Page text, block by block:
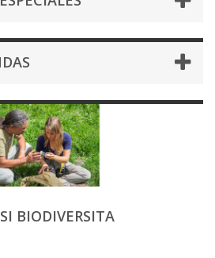
BIODIVERSITA